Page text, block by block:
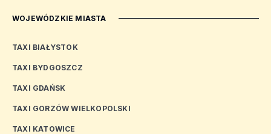
WOJEWÓDZKIE MIASTA
TAXI BIAŁYSTOK
TAXI BYDGOSZCZ
TAXI GDAŃSK
TAXI GORZÓW WIELKOPOLSKI
TAXI KATOWICE